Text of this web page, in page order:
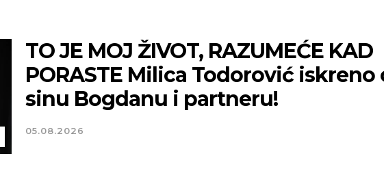
TO JE MOJ ŽIVOT, RAZUMEĆE KAD
PORASTE Milica Todorović iskreno
sinu Bogdanu i partneru!
05.08.2026